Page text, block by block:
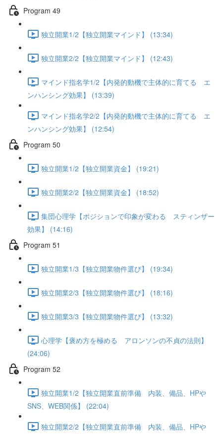
Program 49
独立開業1/2【独立開業マインド】 (13:34)
独立開業2/2【独立開業マインド】 (12:43)
マインド指名学1/2【内発的動機で主体的に育てる エ
ンハンシング効果】 (13:39)
マインド指名学2/2【内発的動機で主体的に育てる エ
ンハンシング効果】 (12:54)
Program 50
独立開業1/2【独立開業資金】 (19:21)
独立開業2/2【独立開業資金】 (18:52)
集団心理学【ポジションで印象が変わる スティンザー
効果】 (14:16)
Program 51
独立開業1/3【独立開業物件選び】 (19:34)
独立開業2/3【独立開業物件選び】 (18:16)
独立開業3/3【独立開業物件選び】 (13:32)
心理学【褒め方を極める アロンソンの不貞の法則】
(24:06)
Program 52
独立開業1/2【独立開業直前準備 内装、備品、HPや
SNS、WEB関係】 (22:04)
独立開業2/2【独立開業直前準備 内装、備品、HPや